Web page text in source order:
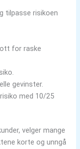
tilpasse risikoen
for raske
gevinster.
med 10/25
velger mange
korte og unngå